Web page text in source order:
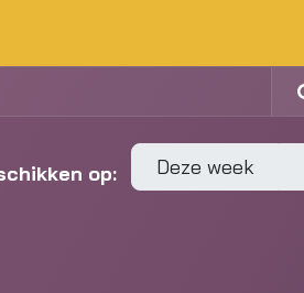
op: Deze week